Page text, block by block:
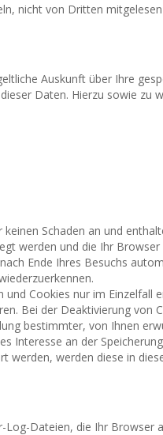
nicht von Dritten
Auskunft über Ihre
Daten. Hierzu sowie
Schaden an und
werden und die Ihr Browser
Ende Ihres Besuchs
Cookies nur im
Bei der Deaktivierung von
bestimmter, von Ihnen
Interesse an der
werden, werden diese in
Dateien, die Ihr Browser